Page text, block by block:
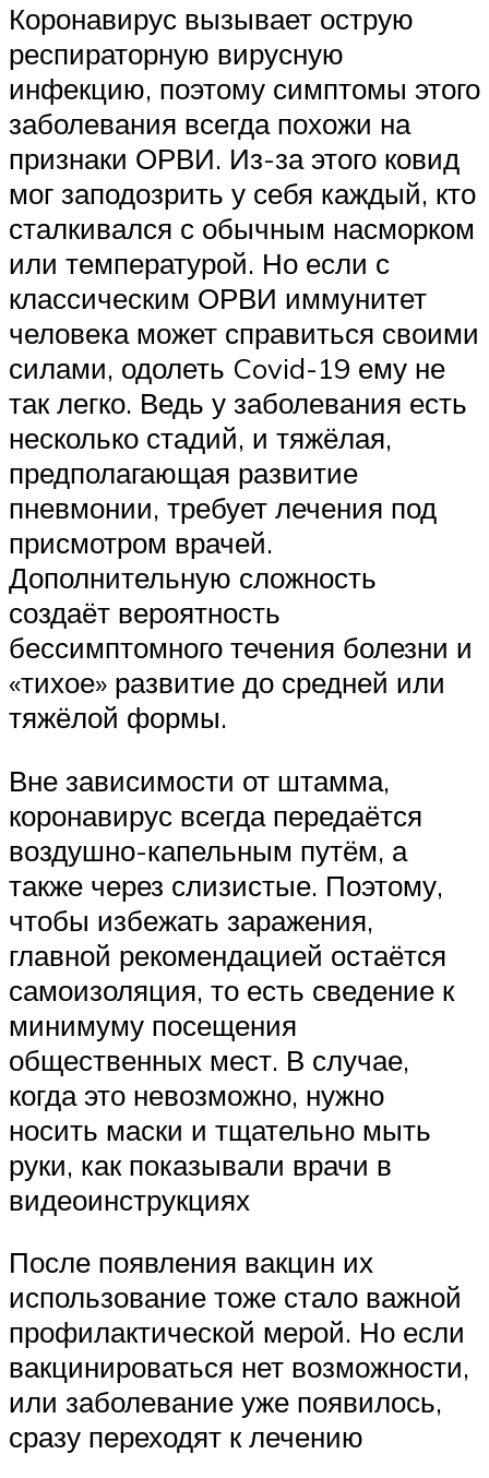
Коронавирус вызывает острую
респираторную вирусную
инфекцию, поэтому симптомы этого
заболевания всегда похожи на
признаки ОРВИ. Из-за этого ковид
мог заподозрить у себя каждый, кто
сталкивался с обычным насморком
или температурой. Но если с
классическим ОРВИ иммунитет
человека может справиться своими
силами, одолеть Covid-19 ему не
так легко. Ведь у заболевания есть
несколько стадий, и тяжёлая,
предполагающая развитие
пневмонии, требует лечения под
присмотром врачей.
Дополнительную сложность
создаёт вероятность
бессимптомного течения болезни и
«тихое» развитие до средней или
тяжёлой формы.
Вне зависимости от штамма,
коронавирус всегда передаётся
воздушно-капельным путём, а
также через слизистые. Поэтому,
чтобы избежать заражения,
главной рекомендацией остаётся
самоизоляция, то есть сведение к
минимуму посещения
общественных мест. В случае,
когда это невозможно, нужно
носить маски и тщательно мыть
руки, как показывали врачи в
видеоинструкциях
После появления вакцин их
использование тоже стало важной
профилактической мерой. Но если
вакцинироваться нет возможности,
или заболевание уже появилось,
сразу переходят к лечению